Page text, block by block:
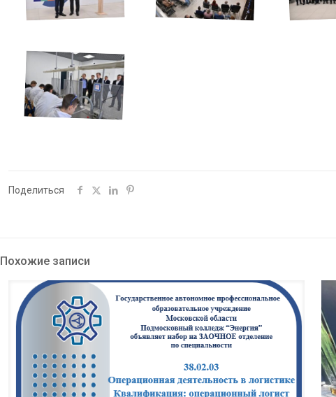
Поделиться
Похожие записи